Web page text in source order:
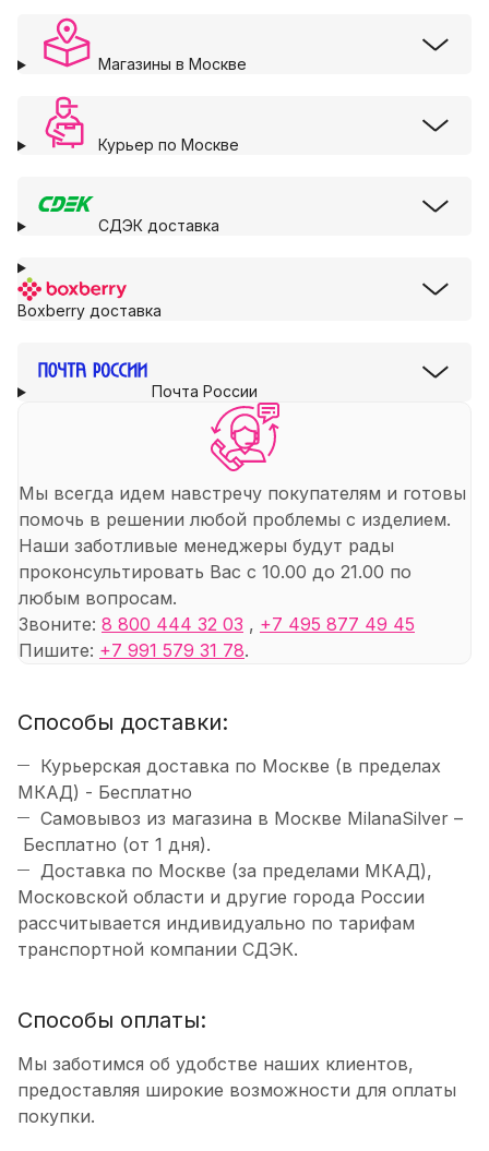
Магазины в Москве
Курьер по Москве
СДЭК доставка
Boxberry доставка
Почта России
Мы всегда идем навстречу покупателям и готовы
помочь в решении любой проблемы с изделием.
Наши заботливые менеджеры будут рады
проконсультировать Вас с 10.00 до 21.00 по
любым вопросам.
Звоните: 8 800 444 32 03 , +7 495 877 49 45
Пишите: +7 991 579 31 78.
Способы доставки:
Курьерская доставка по Москве (в пределах
МКАД) - Бесплатно
Самовывоз из магазина в Москве MilanaSilver –
Бесплатно (от 1 дня).
Доставка по Москве (за пределами МКАД),
Московской области и другие города России
рассчитывается индивидуально по тарифам
транспортной компании СДЭК.
Способы оплаты:
Мы заботимся об удобстве наших клиентов,
предоставляя широкие возможности для оплаты
покупки.